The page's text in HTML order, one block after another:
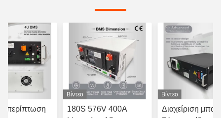
περίπτωση
Βίντεο
180S 576V 400A
Βίντεο
Διαχείριση